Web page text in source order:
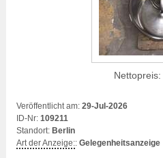
Nettopreis:
Veröffentlicht am: 29-Jul-2026
ID-Nr: 109211
Standort: Berlin
Art der Anzeige:: Gelegenheitsanzeige